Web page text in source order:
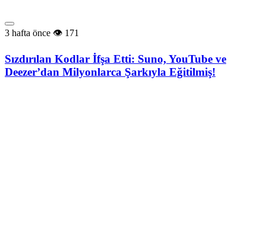
3 hafta önce 171
Sızdırılan Kodlar İfşa Etti: Suno, YouTube ve
Deezer’dan Milyonlarca Şarkıyla Eğitilmiş!